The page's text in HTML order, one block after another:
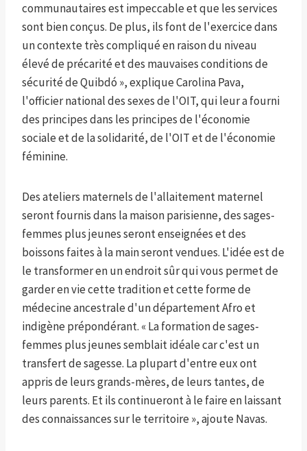
communautaires est impeccable et que les services
sont bien conçus. De plus, ils font de l'exercice dans
un contexte très compliqué en raison du niveau
élevé de précarité et des mauvaises conditions de
sécurité de Quibdó », explique Carolina Pava,
l'officier national des sexes de l'OIT, qui leur a fourni
des principes dans les principes de l'économie
sociale et de la solidarité, de l'OIT et de l'économie
féminine.
Des ateliers maternels de l'allaitement maternel
seront fournis dans la maison parisienne, des sages-
femmes plus jeunes seront enseignées et des
boissons faites à la main seront vendues. L'idée est de
le transformer en un endroit sûr qui vous permet de
garder en vie cette tradition et cette forme de
médecine ancestrale d'un département Afro et
indigène prépondérant. « La formation de sages-
femmes plus jeunes semblait idéale car c'est un
transfert de sagesse. La plupart d'entre eux ont
appris de leurs grands-mères, de leurs tantes, de
leurs parents. Et ils continueront à le faire en laissant
des connaissances sur le territoire », ajoute Navas.